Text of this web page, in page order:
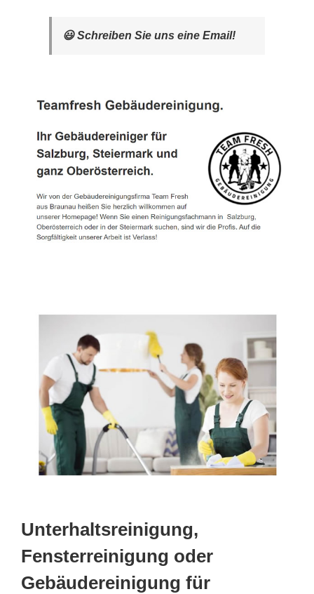
😃 Schreiben Sie uns eine Email!
Unterhaltsreinigung,
Fensterreinigung oder
Gebäudereinigung für